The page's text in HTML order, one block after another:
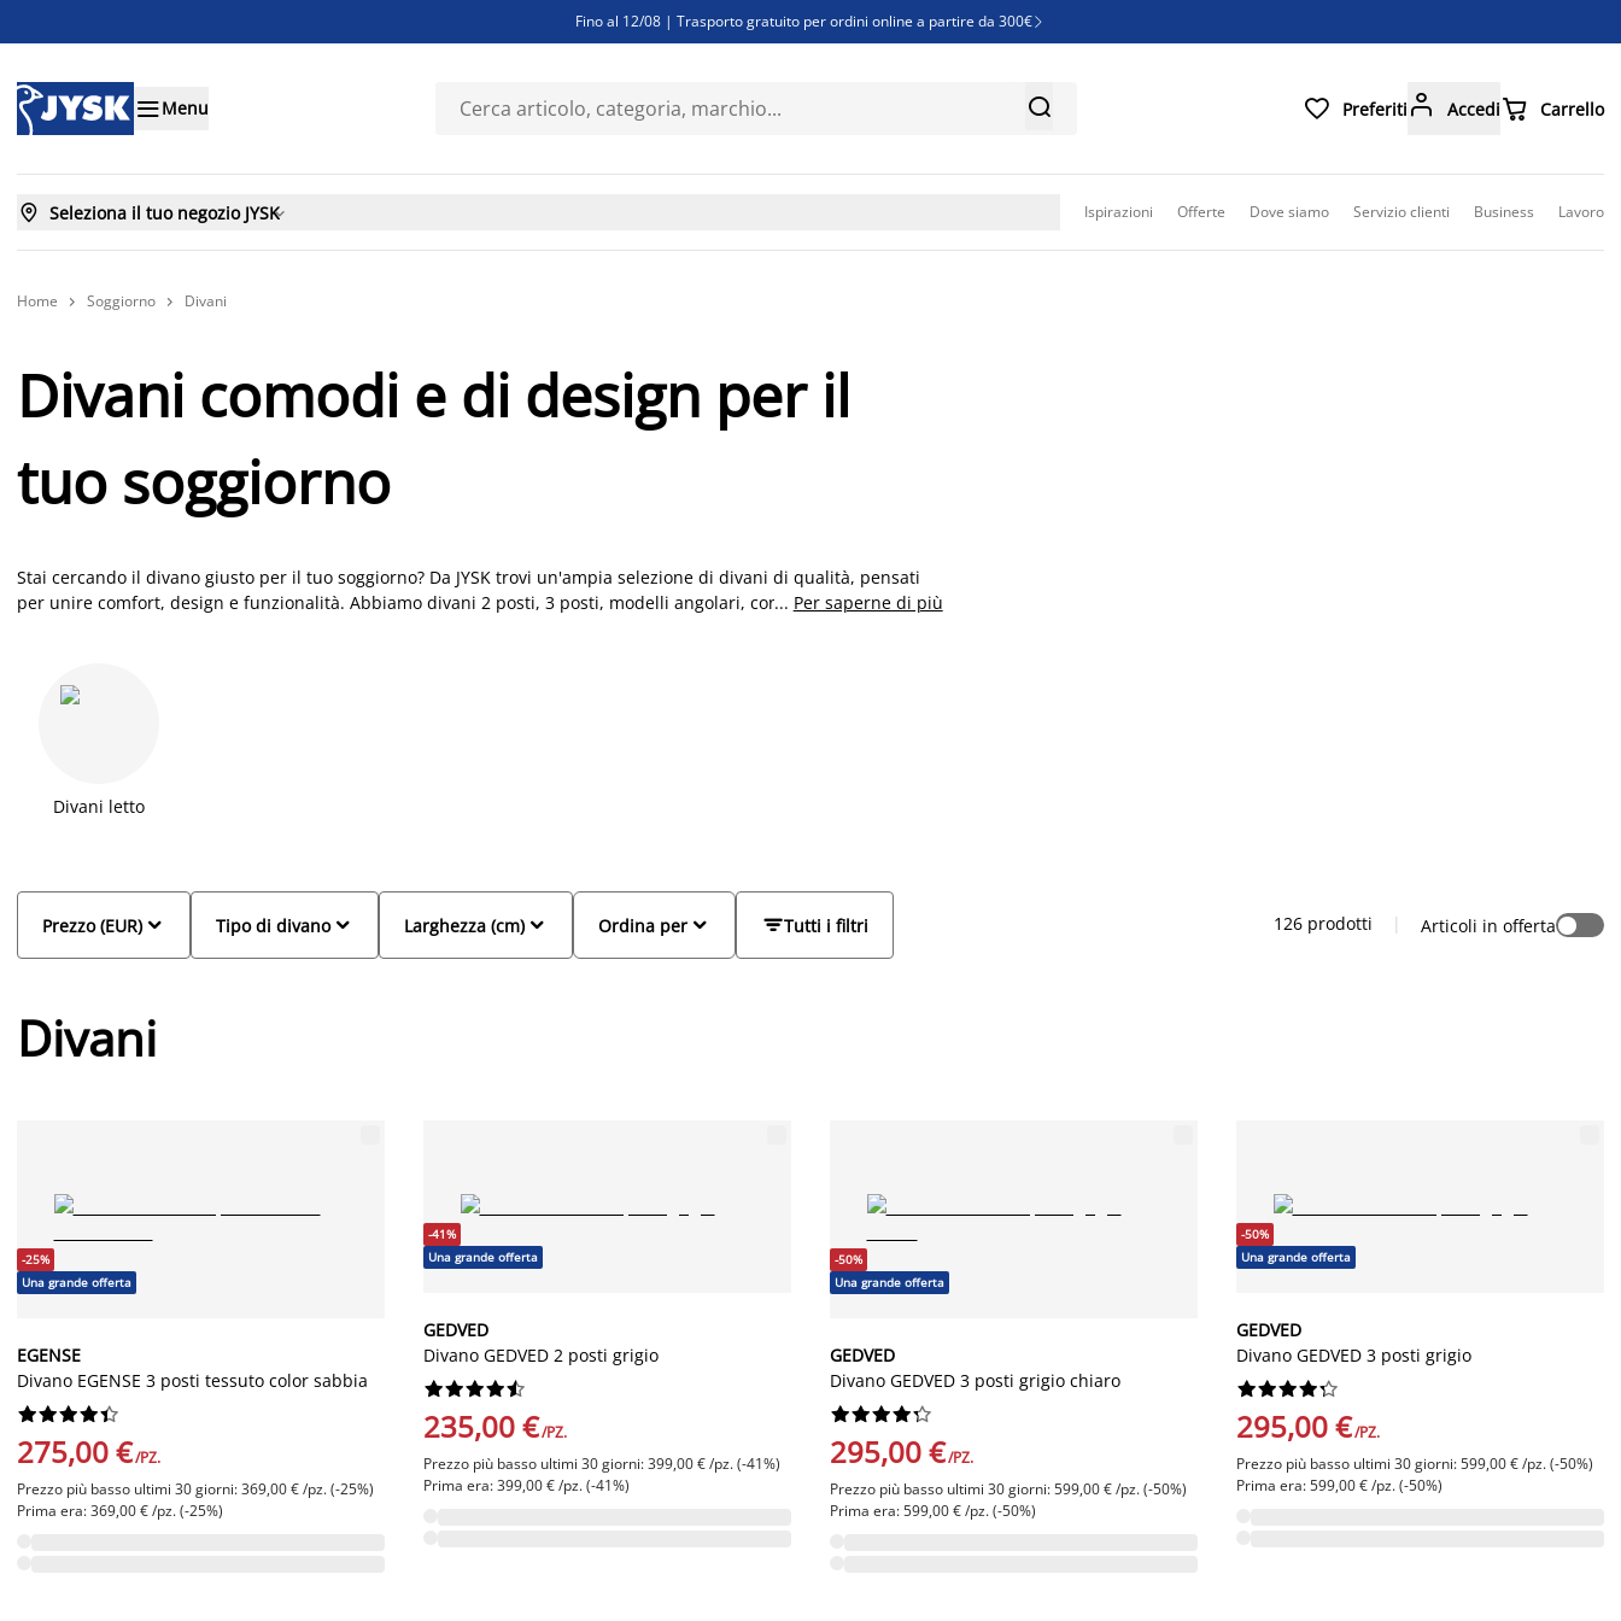
Fino al 12/08 | Trasporto gratuito per ordini online a partire da 300€ 
Finanziamenti - Scegli il piano di rimborso più adatto a te
Menu   Preferiti  Accedi Carrello
 Seleziona il tuo negozio JYSK Ispirazioni Offerte Dove siamo Servizio clienti Business Lavoro
Home  Soggiorno  Divani
Divani comodi e di design per il
tuo soggiorno
Stai cercando il divano giusto per il tuo soggiorno? Da JYSK trovi un'ampia selezione di divani di qualità, pensati
per unire comfort, design e funzionalità. Abbiamo divani 2 posti, 3 posti, modelli angolari, con chaise longue e
Scegli il divano che rispecchia la tua personalità e lasciati ispirare dalle nostre soluzioni per creare un’atmosfera
... Per saperne di più
Divani letto

Prezzo (EUR) 
Tipo di divano 
Larghezza (cm) Tutti i filtri

Ordina per 126 prodotti | Articoli in offerta
Divani
-25%
Una grande offerta
EGENSE
Divano EGENSE 3 posti tessuto color sabbia






275,00 €/PZ.
Prezzo più basso ultimi 30 giorni: 369,00 € /pz. (-25%)
Prima era: 369,00 € /pz. (-25%)
-41%
Una grande offerta
GEDVED
Divano GEDVED 2 posti grigio






235,00 €/PZ.
Prezzo più basso ultimi 30 giorni: 399,00 € /pz. (-41%)
Prima era: 399,00 € /pz. (-41%)
-50%
Una grande offerta
GEDVED
Divano GEDVED 3 posti grigio chiaro






295,00 €/PZ.
Prezzo più basso ultimi 30 giorni: 599,00 € /pz. (-50%)
Prima era: 599,00 € /pz. (-50%)
-50%
Una grande offerta
GEDVED
Divano GEDVED 3 posti grigio






295,00 €/PZ.
Prezzo più basso ultimi 30 giorni: 599,00 € /pz. (-50%)
Prima era: 599,00 € /pz. (-50%)